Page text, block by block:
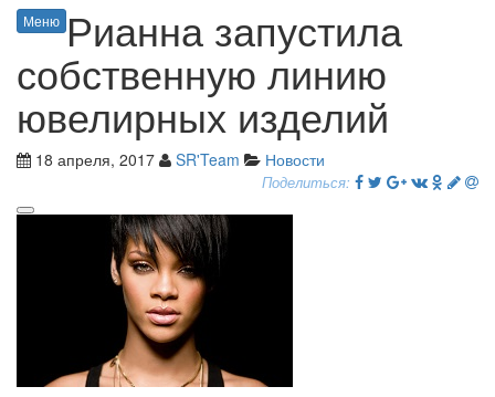
Меню Рианна запустила
собственную линию
ювелирных изделий
18 апреля, 2017 SR'Team Новости
Поделиться: